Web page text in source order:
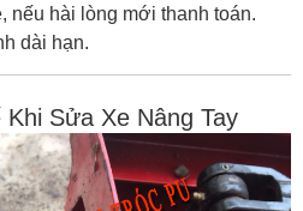
nếu hài lòng mới thanh toán.
dài hạn.
Sửa Xe Nâng Tay